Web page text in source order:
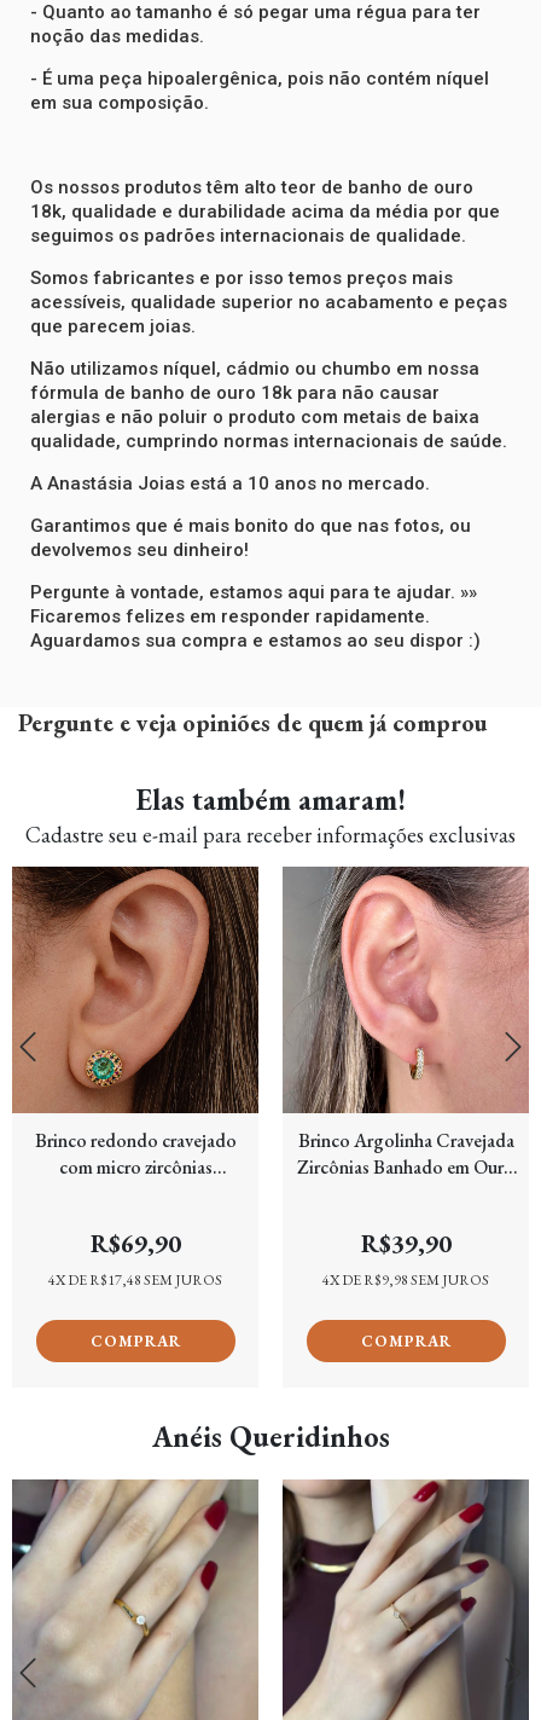
- Quanto ao tamanho é só pegar uma régua para ter
noção das medidas.
- É uma peça hipoalergênica, pois não contém níquel
em sua composição.
Os nossos produtos têm alto teor de banho de ouro
18k, qualidade e durabilidade acima da média por que
seguimos os padrões internacionais de qualidade.
Somos fabricantes e por isso temos preços mais
acessíveis, qualidade superior no acabamento e peças
que parecem joias.
Não utilizamos níquel, cádmio ou chumbo em nossa
fórmula de banho de ouro 18k para não causar
alergias e não poluir o produto com metais de baixa
qualidade, cumprindo normas internacionais de saúde.
A Anastásia Joias está a 10 anos no mercado.
Garantimos que é mais bonito do que nas fotos, ou
devolvemos seu dinheiro!
Pergunte à vontade, estamos aqui para te ajudar. »»
Ficaremos felizes em responder rapidamente.
Aguardamos sua compra e estamos ao seu dispor :)
Pergunte e veja opiniões de quem já comprou
Elas também amaram!
Cadastre seu e-mail para receber informações exclusivas
Brinco redondo cravejado
com micro zircônias
R$69,90
4X DER$17,48SEM JUROS
Brinco Argolinha Cravejada
Zircônias Banhado em Ouro
R$39,90
4X DER$9,98SEM JUROS
Anéis Queridinhos